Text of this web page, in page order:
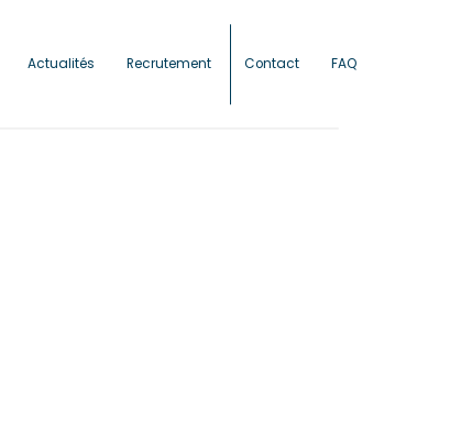
Actualités Recrutement Contact FAQ